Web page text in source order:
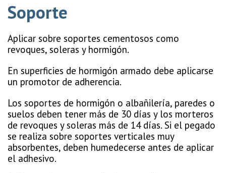
Soporte
Aplicar sobre soportes cementosos como
revoques, soleras y hormigón.
En superficies de hormigón armado debe aplicarse
un promotor de adherencia.
Los soportes de hormigón o albañilería, paredes o
suelos deben tener más de 30 días y los morteros
de revoques y soleras más de 14 días. Si el pegado
se realiza sobre soportes verticales muy
absorbentes, deben humedecerse antes de aplicar
el adhesivo.